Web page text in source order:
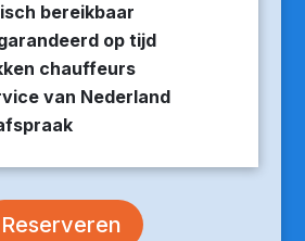
bereikbaar
op tijd
chauffeurs
van Nederland
Reserveren